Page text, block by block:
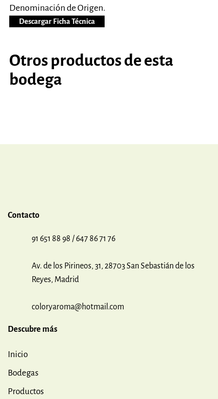
Otros productos de esta
bodega
Denominación de Origen.
Descargar Ficha Técnica
Contacto
91 651 88 98 / 647 86 71 76
Av. de los Pirineos, 31, 28703 San Sebastián de los
Reyes, Madrid
coloryaroma@hotmail.com
Descubre más
Inicio
Bodegas
Productos